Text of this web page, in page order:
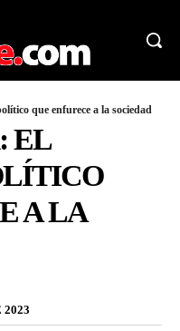
que enfurece a la sociedad
EL
A LA
2023